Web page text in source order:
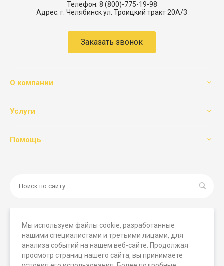
Мы используем файлы cookie, разработанные
нашими специалистами и третьими лицами, для
анализа событий на нашем веб-сайте. Продолжая
просмотр страниц нашего сайта, вы принимаете
Телефон: 8 (800)-775-19-98
Адрес: г. Челябинск ул. Троицкий тракт 20А/3
Заказать звонок
О компании
Услуги
Помощь
© 2026 Мегамашины, Все права защищены. Вся
представленная на сайте информация носит исключительно
информационный характер и ни при каких условиях не